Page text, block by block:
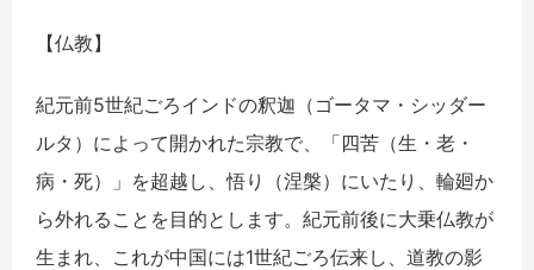
【仏教】
紀元前5世紀ごろインドの釈迦（ゴータマ・シッダー
ルタ）によって開かれた宗教で、「四苦（生・老・
病・死）」を超越し、悟り（涅槃）にいたり、輪廻か
ら外れることを目的とします。紀元前後に大乗仏教が
生まれ、これが中国には1世紀ごろ伝来し、道教の影